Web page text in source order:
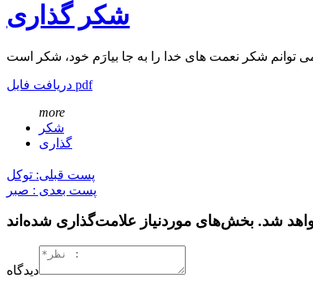
شکر گذاری
دریافت فایل pdf
more
شکر
گذاری
پست قبلی: توکل
پست بعدی : صبر
دیدگاه